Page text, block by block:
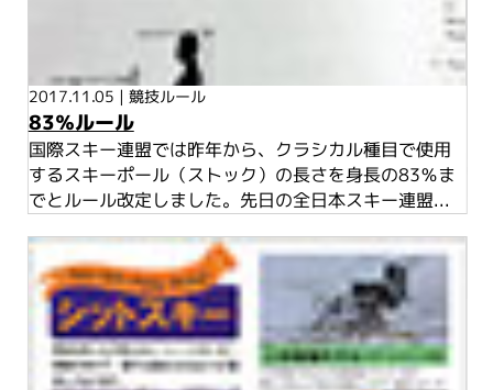
2017.11.05 | 競技ルール
83％ルール
国際スキー連盟では昨年から、クラシカル種目で使用
するスキーポール（ストック）の長さを身長の83％ま
でとルール改定しました。先日の全日本スキー連盟...